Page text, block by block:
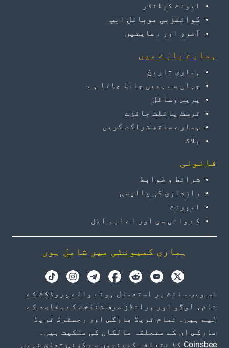
ایونٹ کیلنڈر
کوائنزبی موبائل ایپ
آفرز اور رعایتیں
ہمارے بارے میں
ہماری تاریخ
جہاں سے ہمیں جانا جاتا ہے
پریس وسائل
ٹرسٹ پائلٹ جائزے
ہمارے ساتھ شراکت کریں
بلاگ
قانونی
شرائط و ضوابط
رازداری کی پالیسی
امپرنٹ
کے وائی سی اور اے ایم ایل
ہماری کمیونٹی میں شامل ہوں
اس ویب سائٹ پر استعمال ہونے والے پروڈکٹ کے
نام، لوگو اور برانڈز صرف شناخت کے مقاصد کے
لیے ہیں۔ تمام ٹریڈ مارکس اور رجسٹرڈ ٹریڈ
مارکس ان کے متعلقہ مالکان کی ملکیت ہیں۔
Coinsbee کا متعلقہ کمپنیوں سے کوئی تعلق نہیں